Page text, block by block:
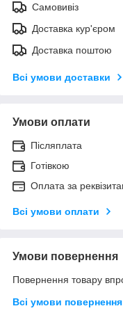
Самовивіз
Доставка кур'єром
Доставка поштою
Всі умови доставки
Умови оплати
Післяплата
Готівкою
Оплата за
Всі умови оплати
Умови повернення
Повернення товару
Всі умови повернення